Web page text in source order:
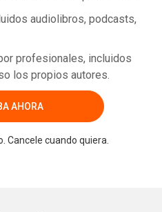
audiolibros, podcasts,
profesionales, incluidos
los propios autores.
AHORA
Cancele cuando quiera.